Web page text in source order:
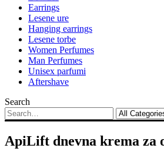
Earrings
Lesene ure
Hanging earrings
Lesene torbe
Women Perfumes
Man Perfumes
Unisex parfumi
Aftershave
Search
ApiLift dnevna krema za